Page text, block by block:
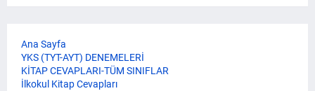
Ana Sayfa
YKS (TYT-AYT) DENEMELERİ
KİTAP CEVAPLARI-TÜM SINIFLAR
İlkokul Kitap Cevapları